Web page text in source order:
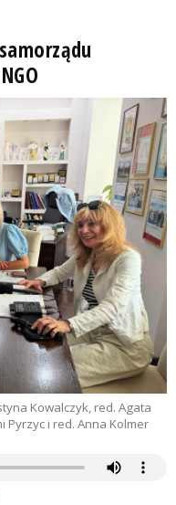
Kowalczyk, red. Agata
Pyrzyc i red. Anna Kolmer